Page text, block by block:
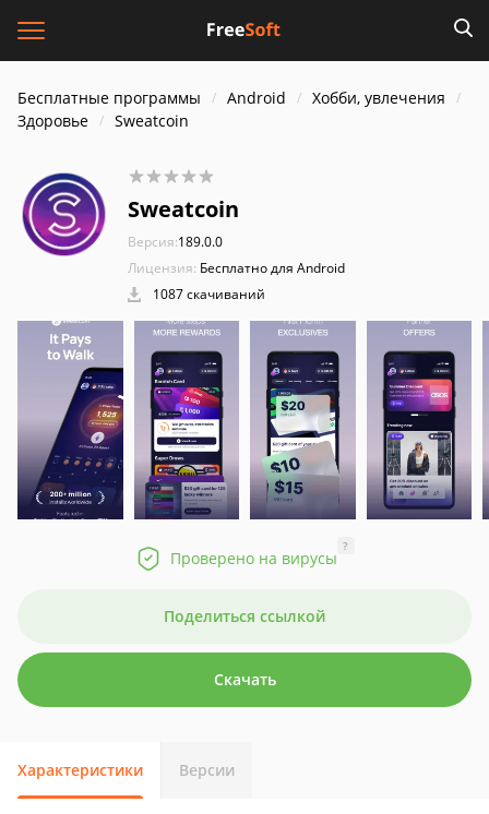
Бесплатные программы Android
Хобби, увлечения
Здоровье
Sweatcoin
Sweatcoin
Версия:189.0.0
Лицензия: Бесплатно для Android
1087 скачиваний
Проверено на вирусы
?
Поделиться ссылкой
Скачать
Характеристики Версии